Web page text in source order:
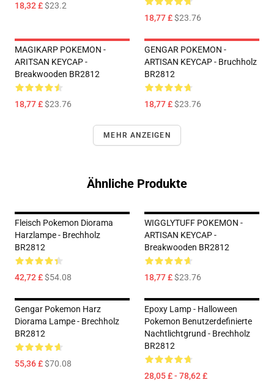
18,32 £$23.2
18,77 £$23.76
MAGIKARP POKEMON -
ARITSAN KEYCAP -
Breakwooden BR2812
18,77 £$23.76
GENGAR POKEMON -
ARTISAN KEYCAP - Bruchholz
BR2812
18,77 £$23.76
MEHR ANZEIGEN
Ähnliche Produkte
Fleisch Pokemon Diorama
Harzlampe - Brechholz
BR2812
42,72 £$54.08
WIGGLYTUFF POKEMON -
ARTISAN KEYCAP -
Breakwooden BR2812
18,77 £$23.76
Gengar Pokemon Harz
Diorama Lampe - Brechholz
BR2812
55,36 £$70.08
Epoxy Lamp - Halloween
Pokemon Benutzerdefinierte
Nachtlichtgrund - Brechholz
BR2812
28,05 £ - 78,62 £